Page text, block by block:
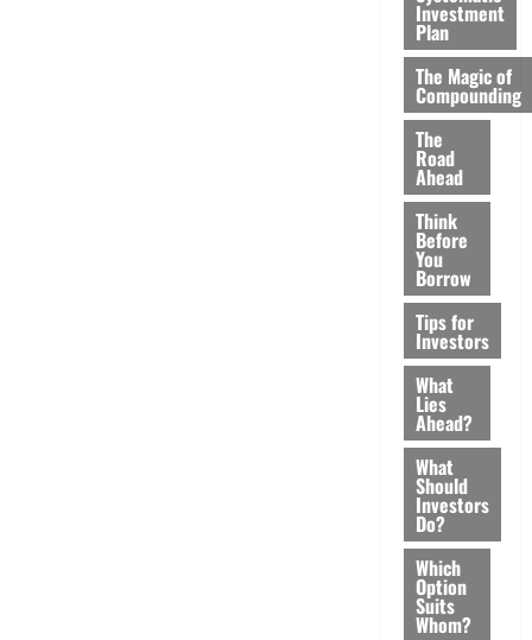
Investment
Plan
The Magic of
Compounding
The
Road
Ahead
Think
Before
You
Borrow
Tips for
Investors
What
Lies
Ahead?
What
Should
Investors
Do?
Which
Option
Suits
Whom?